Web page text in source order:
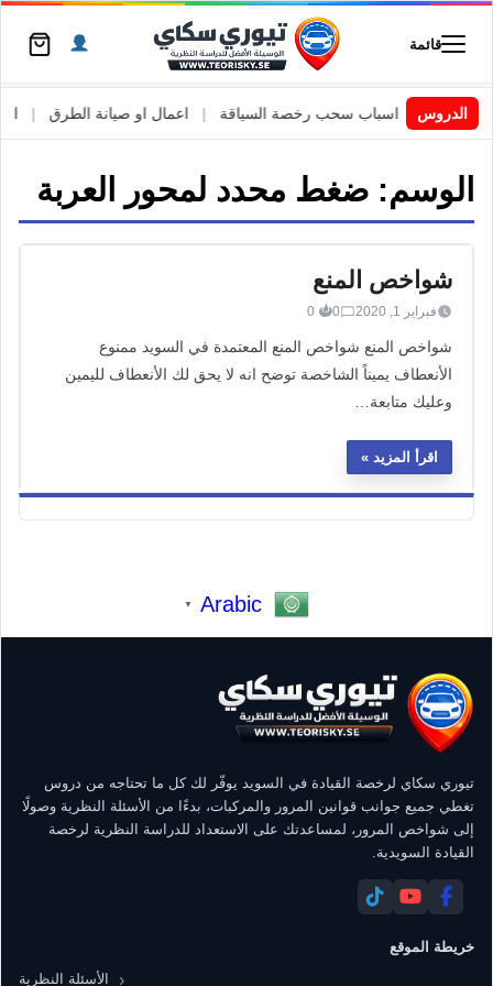
قائمة
الدروسالسويد | اسباب سحب رخصة السياقة اعمال او صيانة الطرق
الوسم: ضغط محدد لمحور العربة
شواخص المنع
فبراير 1, 2020 0
0
شواخص المنع شواخص المنع المعتمدة في السويد ممنوع
الأنعطاف يميناً الشاخصة توضح انه لا يحق لك الأنعطاف لليمين
وعليك متابعة…
اقرأ المزيد
Arabic
▼
تيوري سكاي لرخصة القيادة في السويد يوفّر لك كل ما تحتاجه من دروس
تغطي جميع جوانب قوانين المرور والمركبات، بدءًا من الأسئلة النظرية وصولًا
إلى شواخص المرور، لمساعدتك على الاستعداد للدراسة النظرية لرخصة
القيادة السويدية.
خريطة الموقع
الأسئلة النظرية